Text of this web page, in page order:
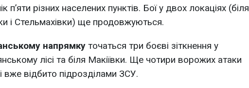
п’яти різних населених пунктів. Бої у двох локаціях (біля
і Стельмахівки) ще продовжуються.
напрямку точаться три боєві зіткнення у
лісі та біля Макіївки. Ще чотири ворожих атаки
вже відбито підрозділами ЗСУ.